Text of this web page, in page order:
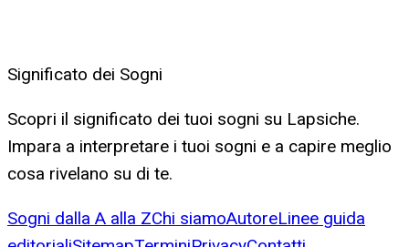
Significato dei Sogni
Scopri il significato dei tuoi sogni su Lapsiche.
Impara a interpretare i tuoi sogni e a capire meglio
cosa rivelano su di te.
Sogni dalla A alla ZChi siamoAutoreLinee guida